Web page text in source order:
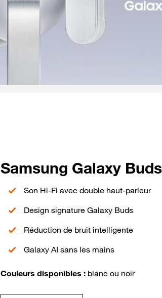
Samsung Galaxy
Son Hi-Fi avec double haut-parleur
Design signature Galaxy Buds
Réduction de bruit intelligente
Galaxy AI sans les mains
Couleurs disponibles : blanc ou noir